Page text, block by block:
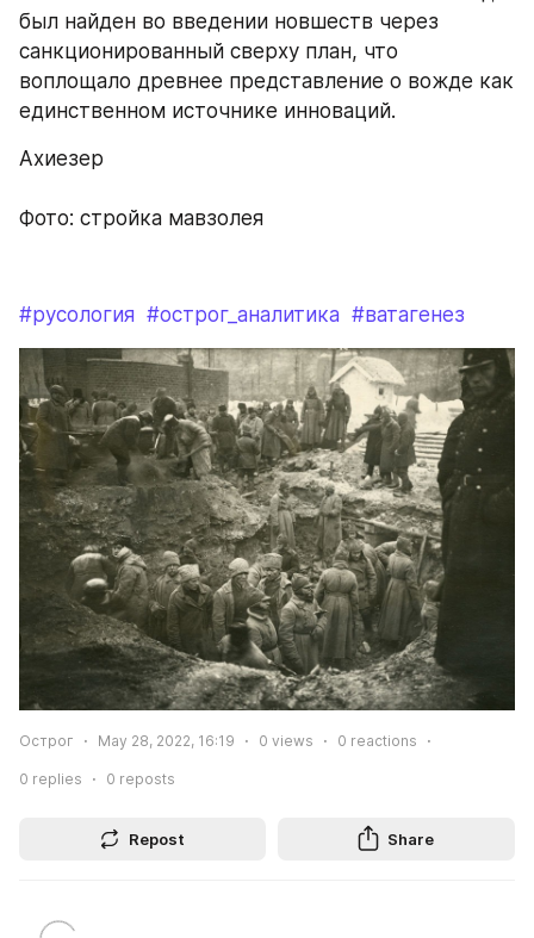
был найден во введении новшеств через
санкционированный сверху план, что
воплощало древнее представление о вожде как
единственном источнике инноваций.
Ахиезер
Фото: стройка мавзолея
#русология #острог_аналитика #ватагенез
Острог May 28, 2022, 16:19 0 views 0 reactions
0 replies 0 reposts
Repost Share